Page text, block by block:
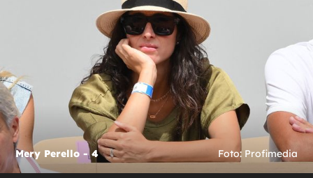
Mery Perello - 4 Foto: Profimedia